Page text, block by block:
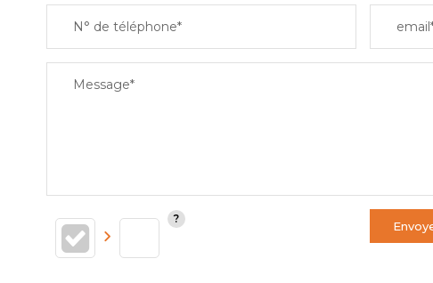
N° de téléphone*
Message*